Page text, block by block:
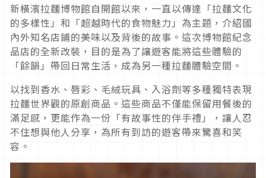
新橫濱拉麵博物館自開館以來，一直以傳達「拉麵文化
的多樣性」和「超越時代的食物魅力」為主題，介紹國
內外知名店鋪的美味以及背後的故事。這次博物館紀念
品店的全新改裝，目的是為了讓遊客能將這些體驗的
「餘韻」帶回日常生活，成為另一種拉麵體驗空間。
以找到香水、唇彩、毛絨玩具、入浴劑等多種獨特表現
拉麵世界觀的原創商品。這些商品不僅能保留用餐後的
滿足感，更能作為一份「有故事性的伴手禮」，讓人忍
不住想與他人分享，為所有到訪的遊客帶來驚喜和笑
容。